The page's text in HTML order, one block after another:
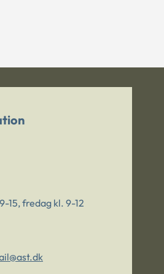
15, fredag kl. 9-12